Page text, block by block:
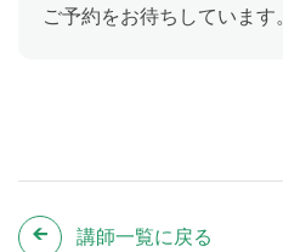
ご予約をお待ちしています。
講師一覧に戻る